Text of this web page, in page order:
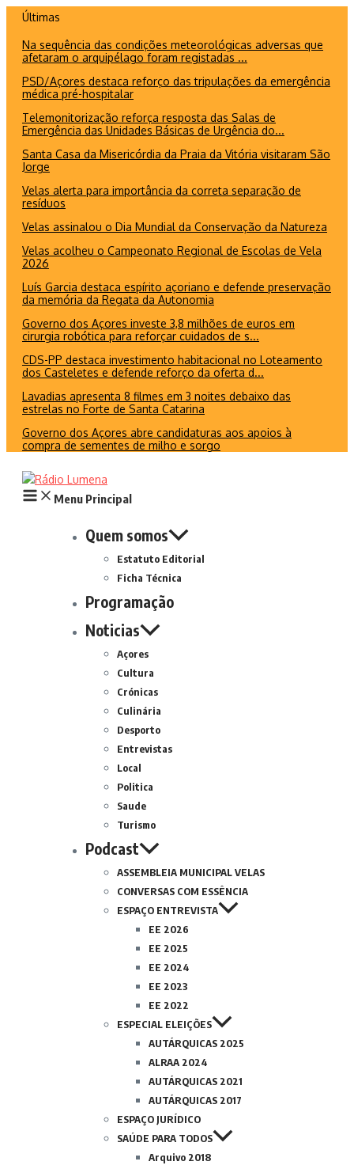
conteúdo
Últimas
Na sequência das condições meteorológicas adversas que
afetaram o arquipélago foram registadas ...
PSD/Açores destaca reforço das tripulações da emergência
médica pré-hospitalar
Telemonitorização reforça resposta das Salas de
Emergência das Unidades Básicas de Urgência do...
Santa Casa da Misericórdia da Praia da Vitória visitaram São
Jorge
Velas alerta para importância da correta separação de
resíduos
Velas assinalou o Dia Mundial da Conservação da Natureza
Velas acolheu o Campeonato Regional de Escolas de Vela
2026
Luís Garcia destaca espírito açoriano e defende preservação
da memória da Regata da Autonomia
Governo dos Açores investe 3,8 milhões de euros em
cirurgia robótica para reforçar cuidados de s...
CDS-PP destaca investimento habitacional no Loteamento
dos Casteletes e defende reforço da oferta d...
Lavadias apresenta 8 filmes em 3 noites debaixo das
estrelas no Forte de Santa Catarina
Governo dos Açores abre candidaturas aos apoios à
compra de sementes de milho e sorgo
Menu Principal
Quem somos
Estatuto Editorial
Ficha Técnica
Programação
Noticias
Açores
Cultura
Crónicas
Culinária
Desporto
Entrevistas
Local
Politica
Saude
Turismo
Podcast
ASSEMBLEIA MUNICIPAL VELAS
CONVERSAS COM ESSÊNCIA
ESPAÇO ENTREVISTA
EE 2026
EE 2025
EE 2024
EE 2023
EE 2022
ESPECIAL ELEIÇÕES
AUTÁRQUICAS 2025
ALRAA 2024
AUTÁRQUICAS 2021
AUTÁRQUICAS 2017
ESPAÇO JURÍDICO
SAÚDE PARA TODOS
Arquivo 2018